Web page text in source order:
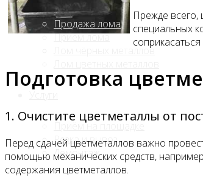
Продажа лома
Прием лома
Лом чёрных металлов
Приём на площадке
Резка и вывоз
Демонтаж
Прежде всего,
специальных
Подготовка
1. Очистите цветметаллы от
Перед сдачей цветметаллов важно
помощью механических средств,
содержания цветметаллов.